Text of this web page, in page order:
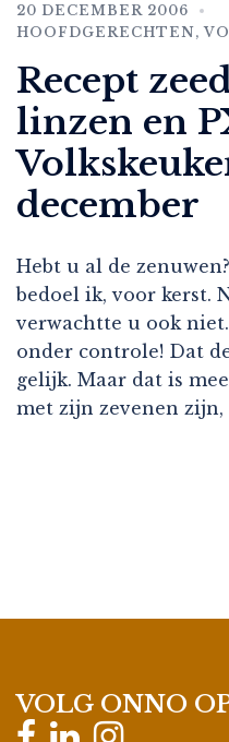
20 DECEMBER 2006
HOOFDGERECHTEN,
Recept
linzen en
december
Hebt u al de
bedoel ik, voor kerst.
verwachtte u ook
onder controle! Dat
gelijk. Maar dat is
met zijn zevenen zijn,
VOLG ONNO